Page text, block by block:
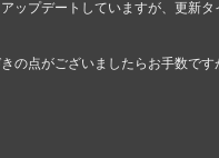
ップデートしていますが、更新
の点がございましたらお手数です